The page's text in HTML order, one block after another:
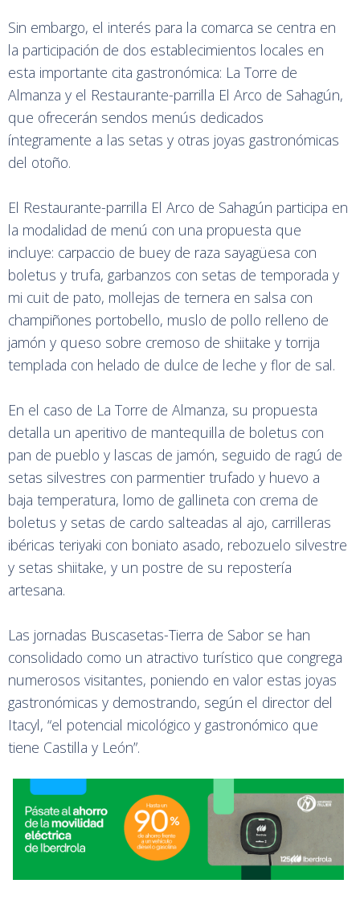
Sin embargo, el interés para la comarca se centra en
la participación de dos establecimientos locales en
esta importante cita gastronómica: La Torre de
Almanza y el Restaurante-parrilla El Arco de Sahagún,
que ofrecerán sendos menús dedicados
íntegramente a las setas y otras joyas gastronómicas
del otoño.
El Restaurante-parrilla El Arco de Sahagún participa en
la modalidad de menú con una propuesta que
incluye: carpaccio de buey de raza sayagüesa con
boletus y trufa, garbanzos con setas de temporada y
mi cuit de pato, mollejas de ternera en salsa con
champiñones portobello, muslo de pollo relleno de
jamón y queso sobre cremoso de shiitake y torrija
templada con helado de dulce de leche y flor de sal.
En el caso de La Torre de Almanza, su propuesta
detalla un aperitivo de mantequilla de boletus con
pan de pueblo y lascas de jamón, seguido de ragú de
setas silvestres con parmentier trufado y huevo a
baja temperatura, lomo de gallineta con crema de
boletus y setas de cardo salteadas al ajo, carrilleras
ibéricas teriyaki con boniato asado, rebozuelo silvestre
y setas shiitake, y un postre de su repostería
artesana.
Las jornadas Buscasetas-Tierra de Sabor se han
consolidado como un atractivo turístico que congrega
numerosos visitantes, poniendo en valor estas joyas
gastronómicas y demostrando, según el director del
Itacyl, “el potencial micológico y gastronómico que
tiene Castilla y León”.